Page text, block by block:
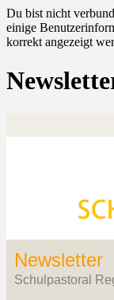
Du bist nicht
einige
korrekt angezeigt
Newsletter
Schulpastoral